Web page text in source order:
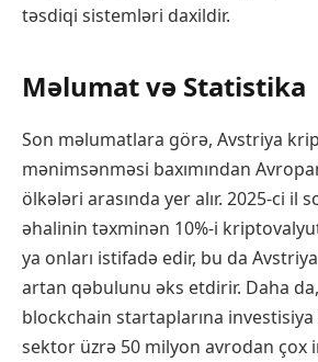
təsdiqi sistemləri daxildir.
Məlumat və Statistika
Son məlumatlara görə, Avstriya
mənimsənməsi baxımından
ölkələri arasında yer alır. 2025-ci il
əhalinin təxminən 10%-i
ya onları istifadə edir, bu da
artan qəbulunu əks etdirir. Daha
blockchain startaplarına investisiya
sektor üzrə 50 milyon avrodan çox